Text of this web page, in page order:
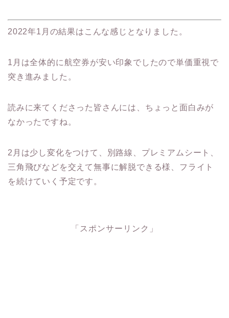
2022年1月の結果はこんな感じとなりました。
1月は全体的に航空券が安い印象でしたので単価重視で
突き進みました。
読みに来てくださった皆さんには、ちょっと面白みが
なかったですね。
2月は少し変化をつけて、別路線、プレミアムシート、
三角飛びなどを交えて無事に解脱できる様、フライト
を続けていく予定です。
「スポンサーリンク」